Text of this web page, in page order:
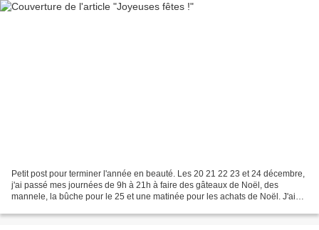
Petit post pour terminer l'année en beauté. Les 20 21 22 23 et 24 décembre,
j'ai passé mes journées de 9h à 21h à faire des gâteaux de Noël, des
mannele, la bûche pour le 25 et une matinée pour les achats de Noël. J'ai